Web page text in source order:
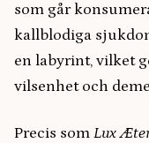
som går
kallblodiga
en labyrint, vilket
vilsenhet och
Precis som Lux